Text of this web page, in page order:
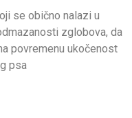
se obično nalazi u
zglobova, da
povremenu ukočenost
psa